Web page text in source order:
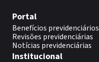
Portal
Benefícios previdenciários
Revisões previdenciárias
Notícias previdenciárias
Institucional